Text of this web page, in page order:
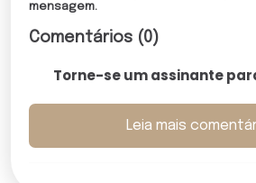
mensagem.
Comentários (0)
Torne-se um assinante
Leia mais